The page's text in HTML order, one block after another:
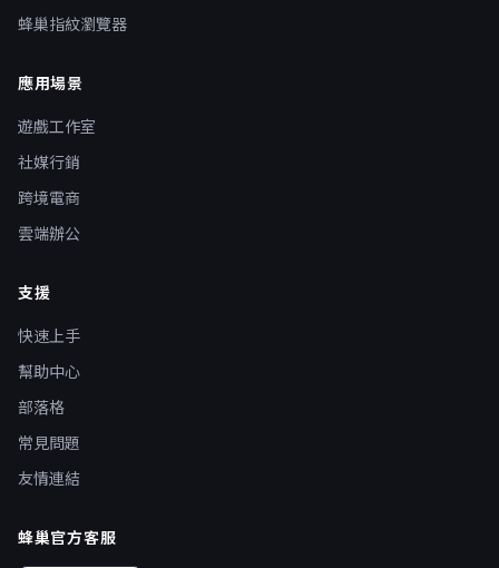
蜂巢指紋瀏覽器
應用場景
遊戲工作室
社媒行銷
跨境電商
雲端辦公
支援
快速上手
幫助中心
部落格
常見問題
友情連結
蜂巢官方客服